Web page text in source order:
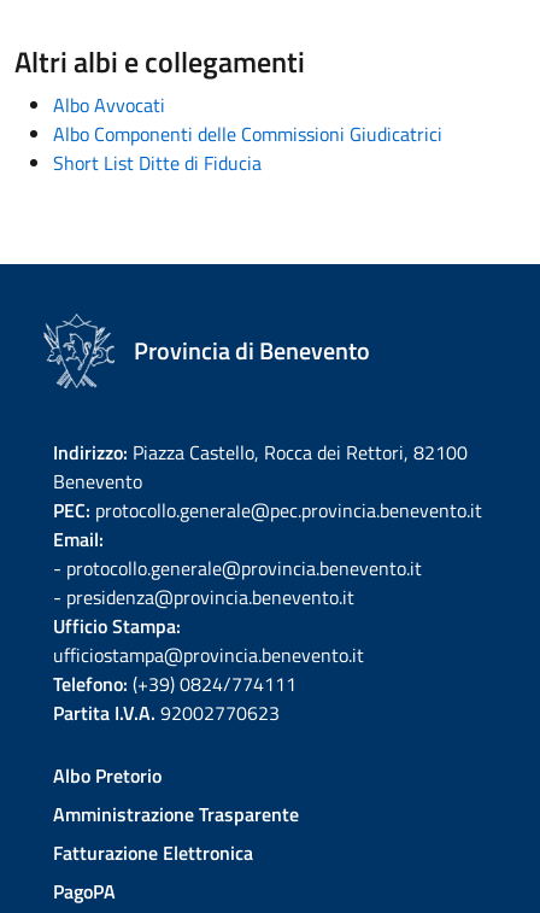
Altri albi e collegamenti
Albo Avvocati
Albo Componenti delle Commissioni Giudicatrici
Short List Ditte di Fiducia
Provincia di Benevento
Indirizzo: Piazza Castello, Rocca dei Rettori, 82100
Benevento
PEC: protocollo.generale@pec.provincia.benevento.it
Email:
- protocollo.generale@provincia.benevento.it
- presidenza@provincia.benevento.it
Ufficio Stampa:
ufficiostampa@provincia.benevento.it
Telefono: (+39) 0824/774111
Partita I.V.A. 92002770623
Albo Pretorio
Amministrazione Trasparente
Fatturazione Elettronica
PagoPA